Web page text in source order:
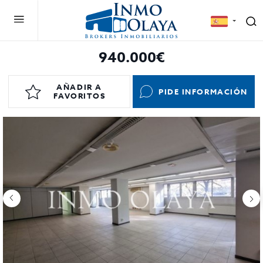
940.000€
AÑADIR A
FAVORITOS
PIDE INFORMACIÓN